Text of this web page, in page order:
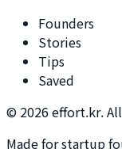
Founders
Stories
Tips
Saved
© 2026effort.kr.
Made for startup